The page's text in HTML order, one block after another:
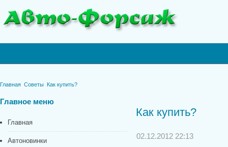
Главная Советы Как купить?
Главное меню
Главная
Автоновинки
Как купить?
02.12.2012 22:13